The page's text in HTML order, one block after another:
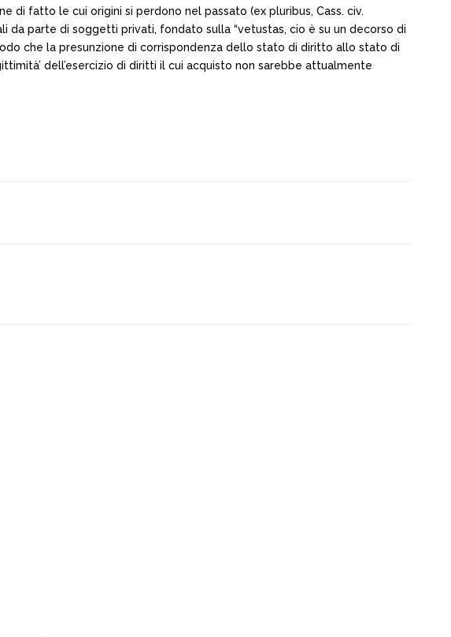
di fatto le cui origini si perdono nel passato (ex pluribus, Cass. civ.
da parte di soggetti privati, fondato sulla “vetustas, cio è su un decorso di
che la presunzione di corrispondenza dello stato di diritto allo stato di
dell’esercizio di diritti il cui acquisto non sarebbe attualmente